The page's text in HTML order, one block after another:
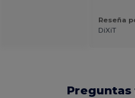
Reseña
DiXiT